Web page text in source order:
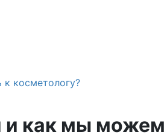
к косметологу?
и как мы